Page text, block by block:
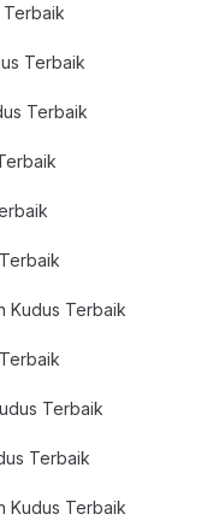
Terbaik
Terbaik
Terbaik
Kudus Terbaik
Terbaik
Terbaik
Kudus Terbaik